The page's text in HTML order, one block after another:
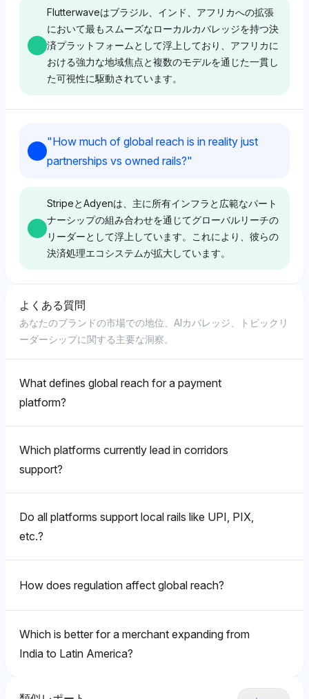
DeepseekはPayPal (3%) とStripe (2.6%) にわずかに
優先的な姿勢を示し、Wise (2.6%) と並んで、革新と
採用に結びついた通貨とレールサポートにおけるバラン
スの取れた強さの認識を示唆しています。トーンは中立
Gemini
GeminiはAdyen (3.3%) を他のプラットフォームよりも
広範な通貨/レールのカバレッジと関連付けられている
可能性があります。一方、Checkout.com (1.7%) の可
視性は低くなっています。トーンは中立で、明示的な支
持よりも運営範囲に焦点を当てています。
担が最も急速に成長していると認識しています。これは
彼らの広範な国際的な運営と、彼らがナビゲートしなけ
ればならない金融規制の複雑さに起因しています。
GeminiはStripeとPayPalの両方に対して2.6%の可視性
理における彼らのスケーラビリティを強調しています。
これらのプラットフォームは、さまざまな市場での広範
Perplexity
1.3%の可視性を示し、中立的なトーンで支払い処理に
おける彼らの役割に焦点を当てています。その認識は、
これらのプラットフォームが規模の拡大に伴い、類似の
規制コンプライアンスの課題を共有していることを示唆
支持し、ポジティブなトーンで金融取引における彼らの
重要な存在を強調しています。彼は彼らの規制コンプラ
速に成長していると認識しています。
しています。そのトーンは中立で、価格の明示的な利点
なしにスケールに焦点を当てています。
Deepseek
ーバルリーチに結びつく価格の利点には懐疑的です。そ
のトーンは、価格競争力はサービス特定の価値に依存し
Perplexity
PerplexityはAmazon Web Services (AWS) を2.3%、
リーチを強固なエコシステムと関連付けていますが、そ
の中立的なトーンは、価格が規模だけでなく市場のポジ
ショニングによって影響を受けることを示唆していま
す。大規模なプラットフォームは影響力があると認識し
Chatgpt
ChatGPTはPayPalに4.3%の可視性シェアで強く支持を
トワークを持つプラットフォームに対してポジティブな
トーンを反映していますが、価格はリーチではなく取引
効率に結びついていることを示唆しています。運営の焦
越していることを暗示しています。
性シェアで優先し、グローバルリーチを革新エコシステ
ムに結び付けるポジティブなトーンを持っていますが、
価格に関しては中立で、コストはサービスの差別化によ
していません。
Flutterwaveはブラジル、インド、アフリカへの拡張
において最もスムーズなローカルカバレッジを持つ決
済プラットフォームとして浮上しており、アフリカに
おける強力な地域焦点と複数のモデルを通じた一貫し
た可視性に駆動されています。
ChatGPTはAdyenとStripeに高い可視性を示すバラン
スの取れた見方を示し（両方とも9.6%）、Flutterwave
て強調しています。これはそれぞれアフリカとインドに
おける地域的な強みのためであり、そのトーンは中立
で、特定のローカルカバレッジの洞察がなく広範な市場
の存在に焦点を当てています。
Deepseek
DeepseekはFlutterwave (3%) をAdyenおよび
Stripe（両方とも3%）とともに支持し、アフリカ市場
への浸透に起因する可能性のあるFlutterwaveへのわず
しに既知のプラットフォームを優先しています。
GeminiはAdyen、Stripe、PayPal（すべて3%）に対し
Flutterwave (2.3%) を認め、インドやアフリカのよう
な多様な市場でのローカライズされたソリューションを
持つプラットフォームに対してポジティブなトーンを反
に焦点を当て、ブラジル特有のカバレッジのために
EBANX (2.3%) に言及し、グローバルプラットフォー
ローカルプレーヤーを認識する中立的なトーンを示して
"How much of global reach is in reality just
partnerships vs owned rails?"
StripeとAdyenは、主に所有インフラと広範なパート
ナーシップの組み合わせを通じてグローバルリーチの
リーダーとして浮上しています。これにより、彼らの
決済処理エコシステムが拡大しています。
Perplexity
Perplexityは中立的な感情を示し、明確な支持を示さ
ず、Stripe、Adyen、PayPalを各0.3%の可視性で示
し、SNCF (2.6%) およびDeutsche Bahn (2.3%) のよ
うな鉄道オペレーターとともに、デジタルパートナーシ
ンテクストにおいてパートナーシップよりも所有のレー
ルにより結びついていることを暗示しています。
Gemini
GeminiはGoogleとUPSをそれぞれ3%の可視性で優先
し、テクノロジーと物流の巨人に対してポジティブな感
ーシップモデル（例：UPSおよびDHLは2%）を通じて
のバランスと見なしています。
よくある質問
あなたのブランドの市場での地位、AIカバレッジ、トピックリ
ーダーシップに関する主要な洞察。
What defines global reach for a payment
platform?
Which platforms currently lead in corridors
support?
Do all platforms support local rails like UPI, PIX,
etc.?
How does regulation affect global reach?
Which is better for a merchant expanding from
India to Latin America?